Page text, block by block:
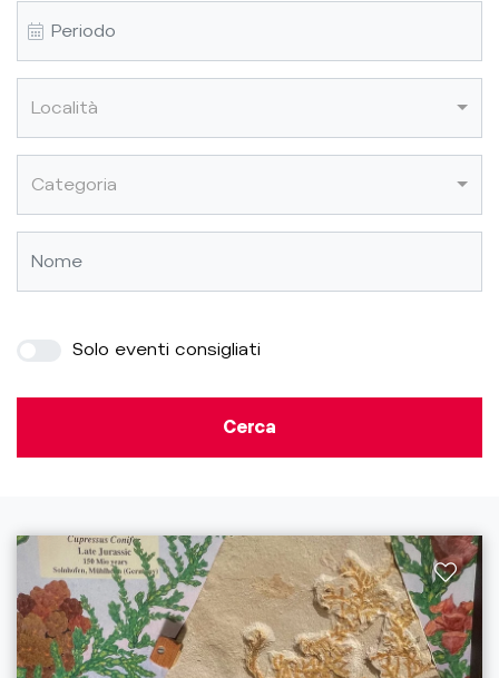
Località
Categoria
Solo eventi consigliati
Cerca